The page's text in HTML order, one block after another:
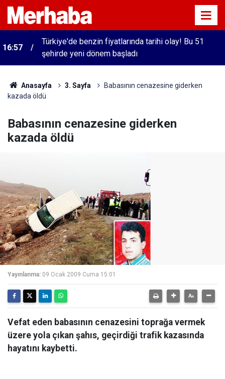
16:57
Türkiye'de benzin fiyatlarında tarihi olay! Bu 51
şehirde yeni dönem başladı
Anasayfa 3. Sayfa
Babasının cenazesine giderken
kazada öldü
Babasının cenazesine giderken
kazada öldü
Yayınlanma: 09 Ocak 2009 Cuma 15:01
Vefat eden babasının cenazesini toprağa vermek
üzere yola çıkan şahıs, geçirdiği trafik kazasında
hayatını kaybetti.